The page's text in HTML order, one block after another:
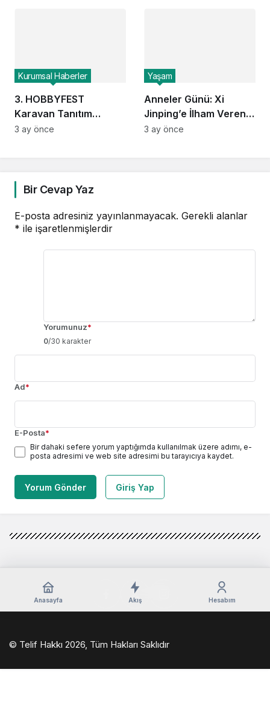
3. HOBBYFEST
Karavan Tanıtım
Günleri İstanbul’da
Kurumsal Haberler
3 ay önce
Anneler Günü: Xi
Jinping’e İlham Veren
Kahraman Anneler
Yaşam
3 ay önce
Bir Cevap Yaz
E-posta adresiniz yayınlanmayacak. Gerekli alanlar
* ile işaretlenmişlerdir
Yorumunuz*
0/30 karakter
Ad*
E-Posta*
Bir dahaki sefere yorum yaptığımda kullanılmak üzere adımı, e-
posta adresimi ve web site adresimi bu tarayıcıya kaydet.
Yorum Gönder Giriş Yap
Anasayfa Akış Hesabım
© Telif Hakkı 2026, Tüm Hakları Saklıdır